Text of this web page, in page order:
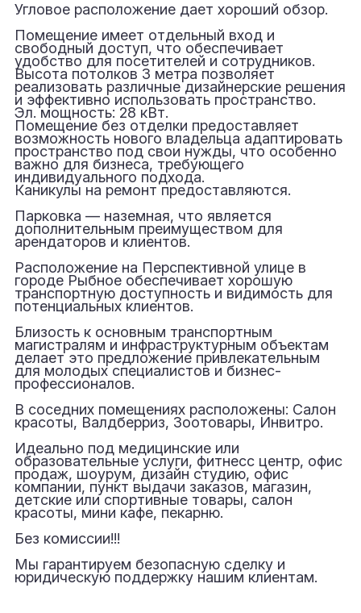
Угловое расположение дает хороший обзор.
Помещение имеет отдельный вход и
свободный доступ, что обеспечивает
удобство для посетителей и сотрудников.
Высота потолков 3 метра позволяет
реализовать различные дизайнерские решения
и эффективно использовать пространство.
Эл. мощность: 28 кВт.
Помещение без отделки предоставляет
возможность нового владельца адаптировать
пространство под свои нужды, что особенно
важно для бизнеса, требующего
индивидуального подхода.
Каникулы на ремонт предоставляются.
Парковка — наземная, что является
дополнительным преимуществом для
арендаторов и клиентов.
Расположение на Перспективной улице в
городе Рыбное обеспечивает хорошую
транспортную доступность и видимость для
потенциальных клиентов.
Близость к основным транспортным
магистралям и инфраструктурным объектам
делает это предложение привлекательным
для молодых специалистов и бизнес-
профессионалов.
В соседних помещениях расположены: Салон
красоты, Валдберриз, Зоотовары, Инвитро.
Идеально под медицинские или
образовательные услуги, фитнесс центр, офис
продаж, шоурум, дизайн студию, офис
компании, пункт выдачи заказов, магазин,
детские или спортивные товары, салон
красоты, мини кафе, пекарню.
Без комиссии!!!
Мы гарантируем безопасную сделку и
юридическую поддержку нашим клиентам.